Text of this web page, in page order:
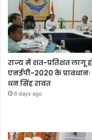
राज्य में शत-प्रतिशत लागू
एनईपी-2020 के प्रावधानः
धन सिंह रावत
6 days ago